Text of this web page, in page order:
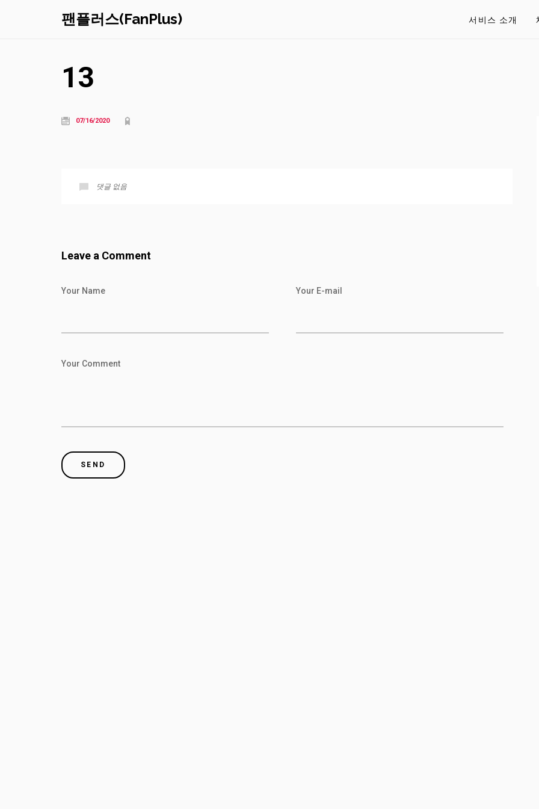
팬플러스(FanPlus) 서비스 소개
13
07/16/2020
댓글 없음
Leave a Comment
Your Name Your E-mail
Your Comment